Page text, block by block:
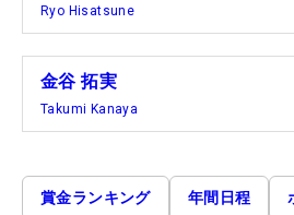
Ryo Hisatsune
金谷 拓実
Takumi Kanaya
賞金ランキング 年間日程